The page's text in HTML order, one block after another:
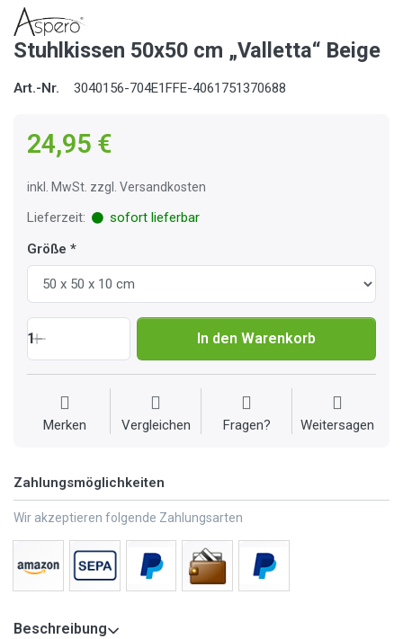
Stuhlkissen 50x50 cm „Valletta“ Beige
Art.-Nr. 3040156-704E1FFE-4061751370688
24,95 €
inkl. MwSt. zzgl. Versandkosten
Lieferzeit:
sofort lieferbar
Größe
1 In den Warenkorb
Merken Vergleichen Fragen? Weitersagen
Zahlungsmöglichkeiten
Wir akzeptieren folgende Zahlungsarten
Beschreibung